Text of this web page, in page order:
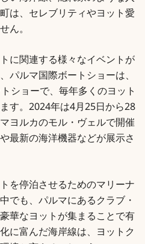
は、セレブリティやヨット愛
ん。
に関連する様々なイベントが
パルマ国際ボートショーは、
ショーで、毎年多くのヨット
す。2024年は4月25日から28
ヨルカのモル・ヴェルで開催
最新の海洋機器などが展示さ
を停泊させるためのマリーナ
でも、パルマにあるクラブ・
華なヨットが集まることで有
に富んだ海岸線は、ヨットク